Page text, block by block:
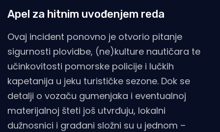
Apel za hitnim uvođenjem reda
Ovaj incident ponovno je otvorio pitanje
sigurnosti plovidbe, (ne)kulture nautičara te
učinkovitosti pomorske policije i lučkih
kapetanija u jeku turističke sezone. Dok se
detalji o vozaču gumenjaka i eventualnoj
materijalnoj šteti još utvrđuju, lokalni
dužnosnici i građani složni su u jednom –